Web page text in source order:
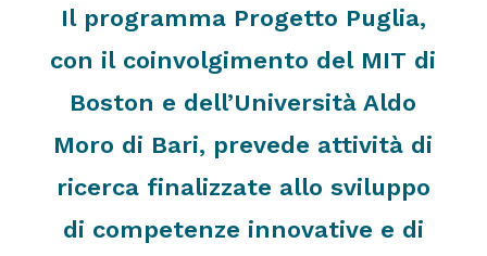
Il programma Progetto Puglia,
con il coinvolgimento del MIT di
Boston e dell’Università Aldo
Moro di Bari, prevede attività di
ricerca finalizzate allo sviluppo
di competenze innovative e di